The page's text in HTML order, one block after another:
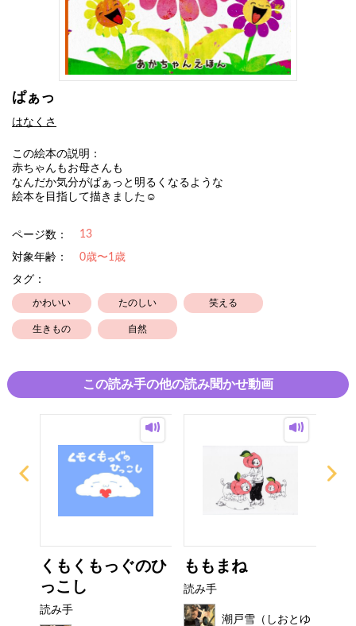
ぱぁっ
はなくさ
この絵本の説明：
赤ちゃんもお母さんも
なんだか気分がぱぁっと明るくなるような
絵本を目指して描きました☺︎
ページ数： 13
対象年齢：
0歳〜1歳
タグ：
かわいい たのしい 笑える
生きもの 自然
この読み手の他の読み聞かせ動画
くもくもっぐのひ
っこし
読み手
ももまね
読み手
潮戸雪（しおとゆ